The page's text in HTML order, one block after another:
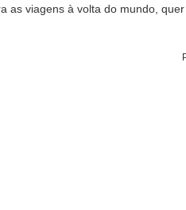
as viagens à volta do mundo,